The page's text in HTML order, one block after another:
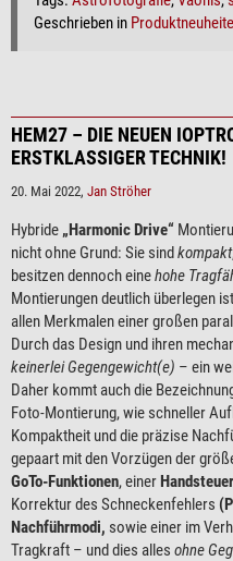
Geschrieben in
HEM27 – DIE NEUEN
ERSTKLASSIGER TECHNIK!
20. Mai 2022, Jan Ströher
Hybride „Harmonic Drive“
nicht ohne Grund: Sie sindkompakt
besitzen dennoch einehohe
Montierungen deutlich überlegen
allen Merkmalen einer großen
Durch das Design und ihren
keinerlei Gegengewicht(e) – ein
Daher kommt auch die
Foto-Montierung, wie schneller
Kompaktheit und die präzise
gepaart mit den Vorzügen der
GoTo-Funktionen, einer
Korrektur des Schneckenfehlers
Nachführmodi, sowie einer im
Tragkraft – und dies alles ohne